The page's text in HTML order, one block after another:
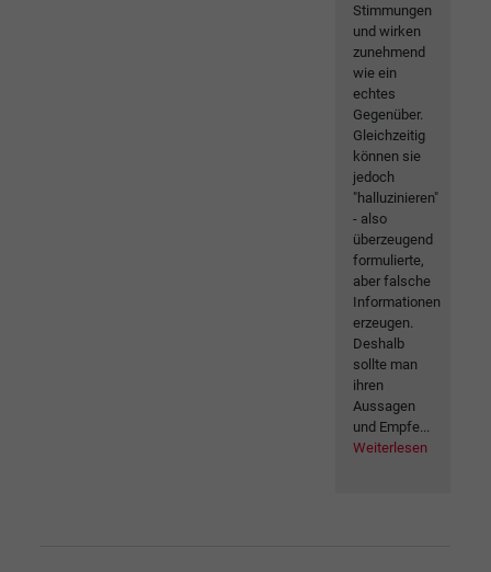
Stimmungen
und wirken
zunehmend
wie ein
echtes
Gegenüber.
Gleichzeitig
können sie
jedoch
"halluzinieren"
- also
überzeugend
formulierte,
aber falsche
Informationen
erzeugen.
Deshalb
sollte man
ihren
Aussagen
und Empfe...
Weiterlesen